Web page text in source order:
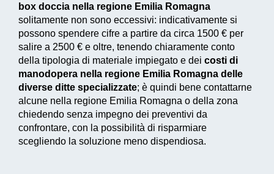
box doccia nella regione Emilia Romagna
solitamente non sono eccessivi: indicativamente si
possono spendere cifre a partire da circa 1500 € per
salire a 2500 € e oltre, tenendo chiaramente conto
della tipologia di materiale impiegato e dei costi di
manodopera nella regione Emilia Romagna delle
diverse ditte specializzate; è quindi bene contattarne
alcune nella regione Emilia Romagna o della zona
chiedendo senza impegno dei preventivi da
confrontare, con la possibilità di risparmiare
scegliendo la soluzione meno dispendiosa.